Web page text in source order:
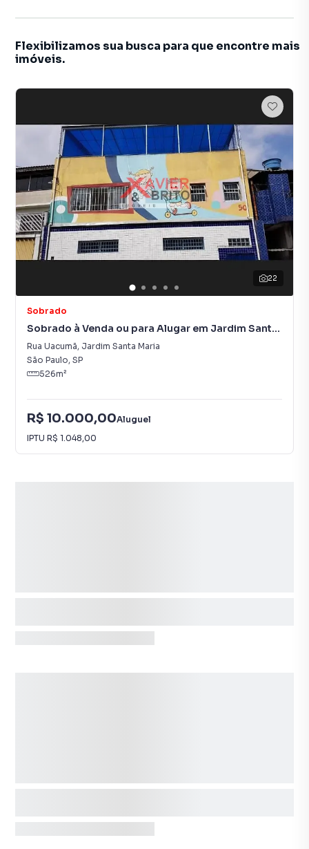
Flexibilizamos sua busca para que encontre mais
imóveis.
22
Sobrado
Sobrado à Venda ou para Alugar em Jardim Santa
Maria
Rua Uacumã, Jardim Santa Maria
São Paulo, SP
526m²
R$ 10.000,00Aluguel
IPTU R$ 1.048,00